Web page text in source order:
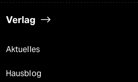
Verlag
Aktuelles
Hausblog